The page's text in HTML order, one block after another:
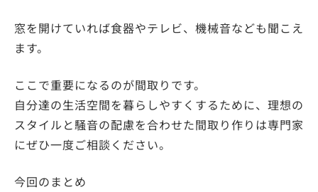
窓を開けていれば食器やテレビ、機械音なども聞こえ
ます。
ここで重要になるのが間取りです。
自分達の生活空間を暮らしやすくするために、理想の
スタイルと騒音の配慮を合わせた間取り作りは専門家
にぜひ一度ご相談ください。
今回のまとめ